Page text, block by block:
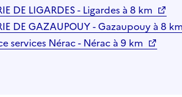
DE LIGARDES - Ligardes à 8 km
DE GAZAUPOUY - Gazaupouy à 8 km
services Nérac - Nérac à 9 km